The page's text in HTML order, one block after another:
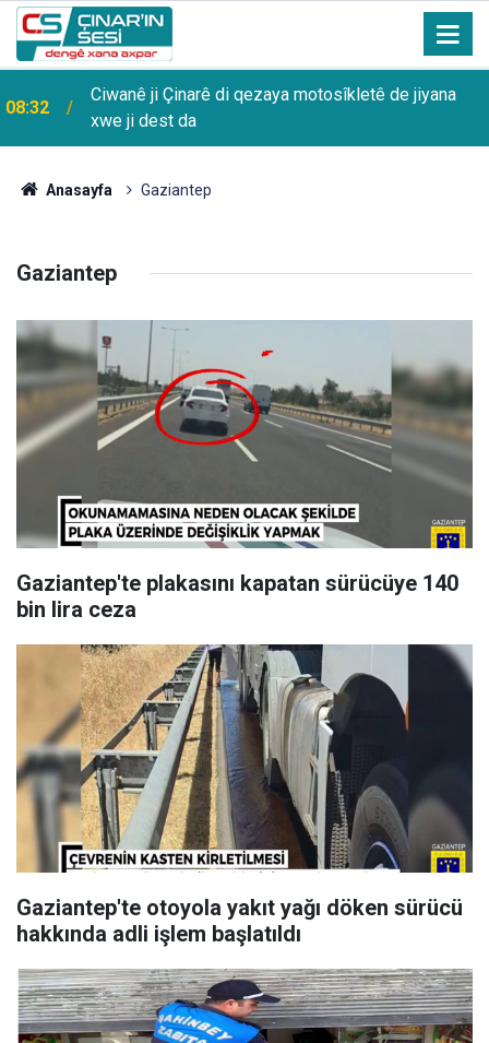
08:32
Ciwanê ji Çinarê di qezaya motosîkletê de jiyana
xwe ji dest da
Anasayfa Gaziantep
Gaziantep
Gaziantep'te plakasını kapatan sürücüye 140
bin lira ceza
Gaziantep'te otoyola yakıt yağı döken sürücü
hakkında adli işlem başlatıldı